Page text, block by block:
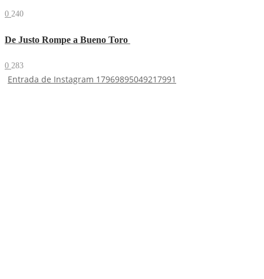
0 240
De Justo Rompe a Bueno Toro
0 283
Entrada de Instagram 17969895049217991